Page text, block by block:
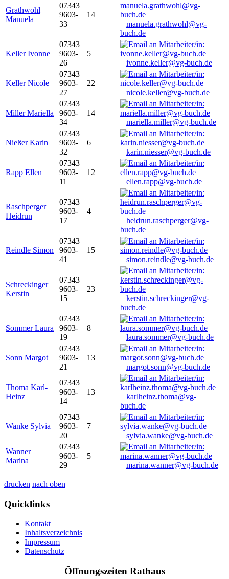
Grathwohl
Manuela
07343
9603-
33
14
manuela.grathwohl@vg-
buch.de
Keller Ivonne
07343
9603-
26
5
ivonne.keller@vg-buch.de
Keller Nicole
07343
9603-
27
22
nicole.keller@vg-buch.de
Miller Mariella
07343
9603-
34
14
mariella.miller@vg-buch.de
Nießer Karin
07343
9603-
32
6
karin.niesser@vg-buch.de
Rapp Ellen
07343
9603-
11
12
ellen.rapp@vg-buch.de
Raschperger
Heidrun
07343
9603-
17
4
heidrun.raschperger@vg-
buch.de
Reindle Simon
07343
9603-
41
15
simon.reindle@vg-buch.de
Schreckinger
Kerstin
07343
9603-
15
23
kerstin.schreckinger@vg-
buch.de
Sommer Laura
07343
9603-
19
8
laura.sommer@vg-buch.de
Sonn Margot
07343
9603-
21
13
margot.sonn@vg-buch.de
Thoma Karl-
Heinz
07343
9603-
14
13
karlheinz.thoma@vg-
buch.de
Wanke Sylvia
07343
9603-
20
7
sylvia.wanke@vg-buch.de
Wanner
Marina
07343
9603-
29
5
marina.wanner@vg-buch.de
drucken nach oben
Quicklinks
Kontakt
Inhaltsverzeichnis
Impressum
Datenschutz
Öffnungszeiten Rathaus